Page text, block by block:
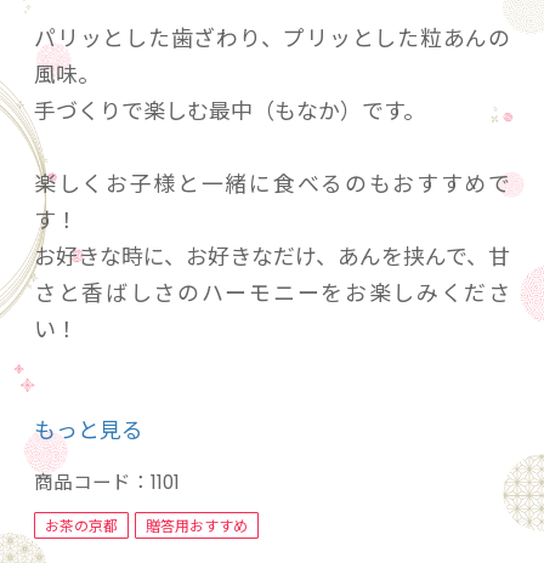
パリッとした歯ざわり、プリッとした粒あんの
風味。
手づくりで楽しむ最中（もなか）です。
楽しくお子様と一緒に食べるのもおすすめで
す！
お好きな時に、お好きなだけ、あんを挟んで、甘
さと香ばしさのハーモニーをお楽しみくださ
い！
◆もなかの皮（12組 24枚）
◆竹べら付（1個）
◆箱入り包装で発送
もっと見る
商品コード： 1101
お茶の京都 贈答用おすすめ